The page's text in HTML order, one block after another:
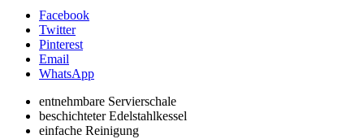
Facebook
Twitter
Pinterest
Email
WhatsApp
entnehmbare Servierschale
beschichteter Edelstahlkessel
einfache Reinigung